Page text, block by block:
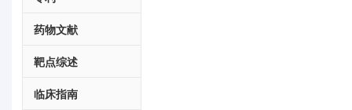
药物文献
靶点综述
临床指南